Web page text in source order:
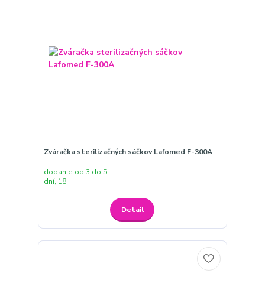
Zváračka sterilizačných sáčkov Lafomed F-300A
dodanie od 3 do 5
dní, 18
Detail